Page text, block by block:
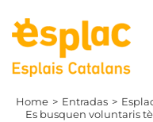
content
Home Entradas
Es busquen voluntaris